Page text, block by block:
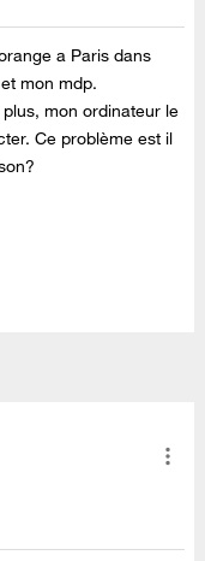
a Paris dans
mon mdp.
mon ordinateur le
Ce problème est il